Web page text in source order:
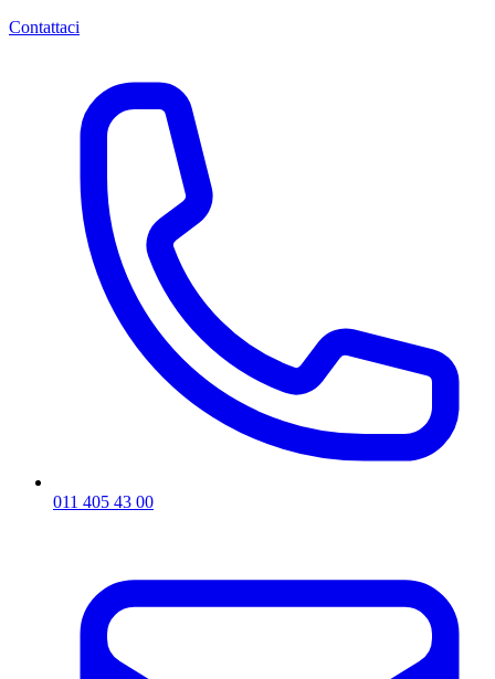
Contattaci
011 405 43 00